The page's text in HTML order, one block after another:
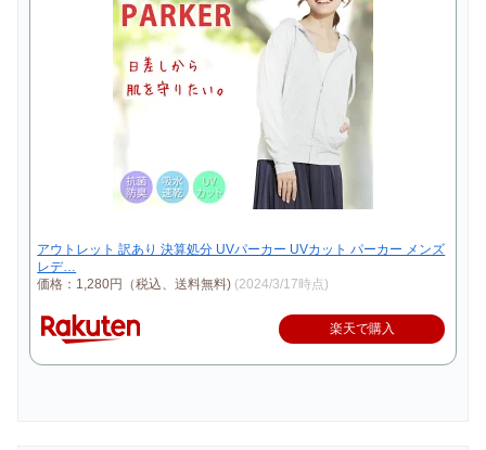
アウトレット 訳あり 決算処分 UVパーカー UVカット パーカー メンズ
レデ…
価格：1,280円（税込、送料無料) (2024/3/17時点)
楽天で購入